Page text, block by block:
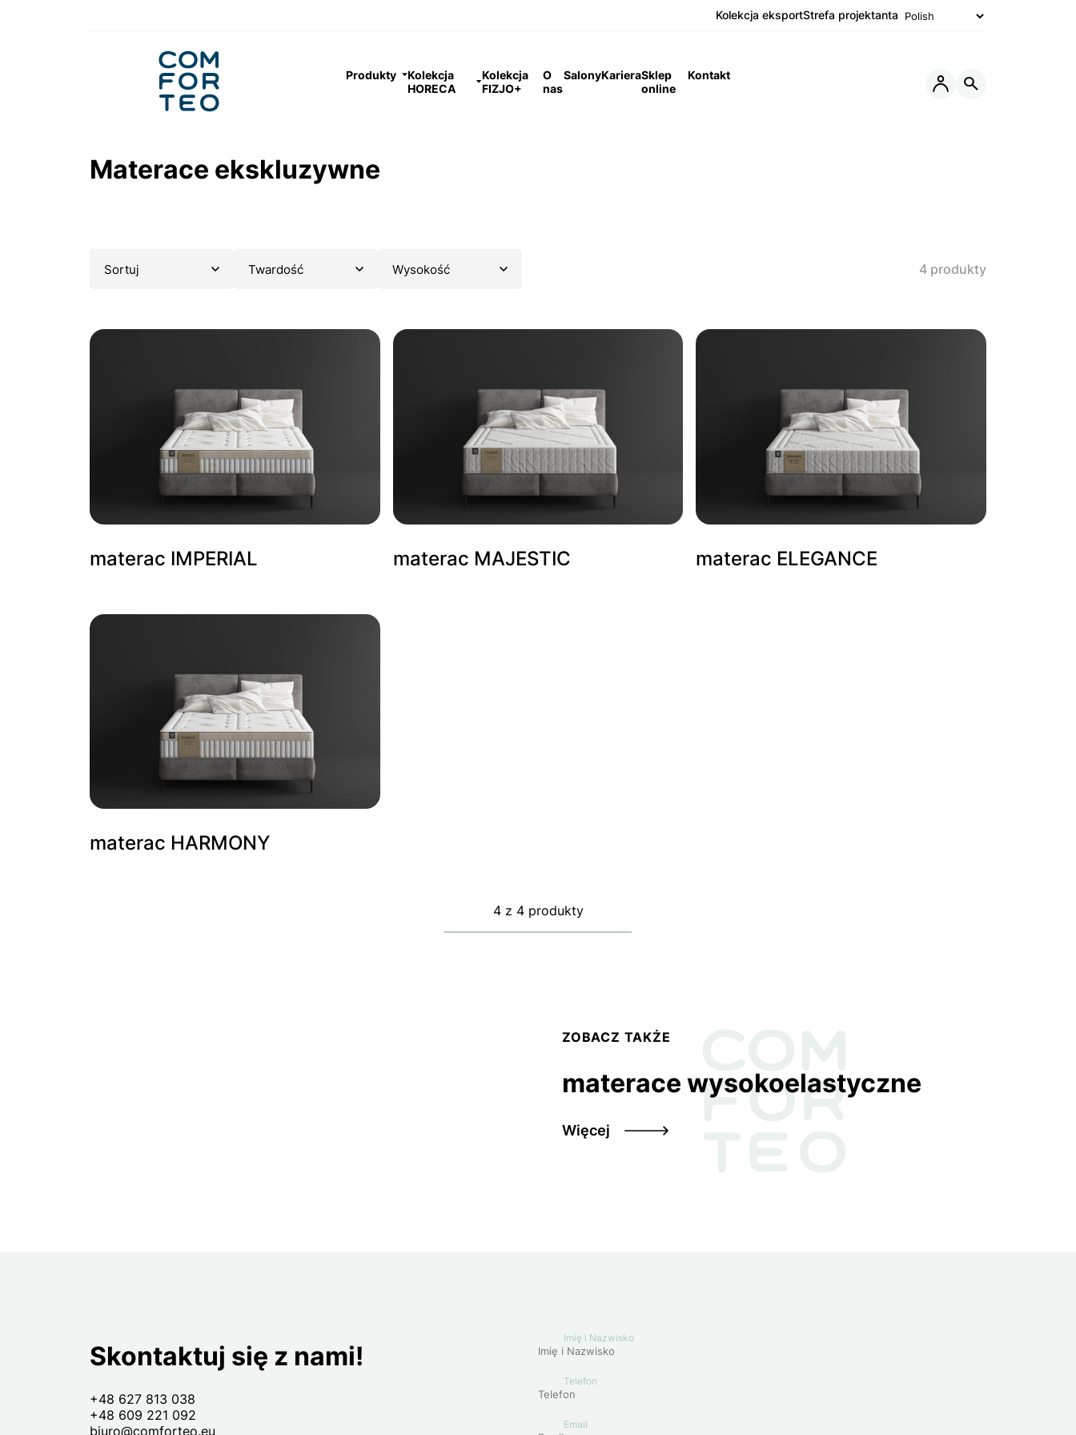
Kolekcja eksportStrefa projektanta
Produkty
Kolekcja
HORECA
Kolekcja
FIZJO+
O
nas
SalonyKarieraSklep
online
Kontakt
OtwórzOtwórz
Strona główna Materace ekskluzywne
Materace ekskluzywne
Sortuj Twardość Wysokość 4 produkty
materac IMPERIAL
materac IMPERIAL
materac MAJESTIC
materac MAJESTIC materac ELEGANCE
materac HARMONY
4z 4 produkty
ZOBACZ TAKŻE
materace wysokoelastyczne
Więcej
Skontaktuj się z nami!
+48 627 813 038
+48 609 221 092
biuro@comforteo.eu
Imię i Nazwisko
Telefon
Email